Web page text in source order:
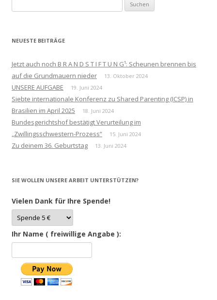
nach:
NEUESTE BEITRÄGE
Jetzt auch noch B R A N D S T I F T U N G¹: Scheunen brennen bis
auf die Grundmauern nieder
13. Oktober 2024
UNSERE AUFGABE 19. Juni 2024
Siebte internationale Konferenz zu Shared Parenting (ICSP) in
Brasilien im April 2025
18. Juni 2024
Bundesgerichtshof bestätigt Verurteilung im
„Zwillingsschwestern-Prozess“
15. Juni 2024
Zu deinem 36. Geburtstag 13. Juni 2024
SIE WOLLEN UNSERE ARBEIT UNTERSTÜTZEN?
Vielen Dank für Ihre Spende!
Ihr Name ( freiwillige Angabe ):